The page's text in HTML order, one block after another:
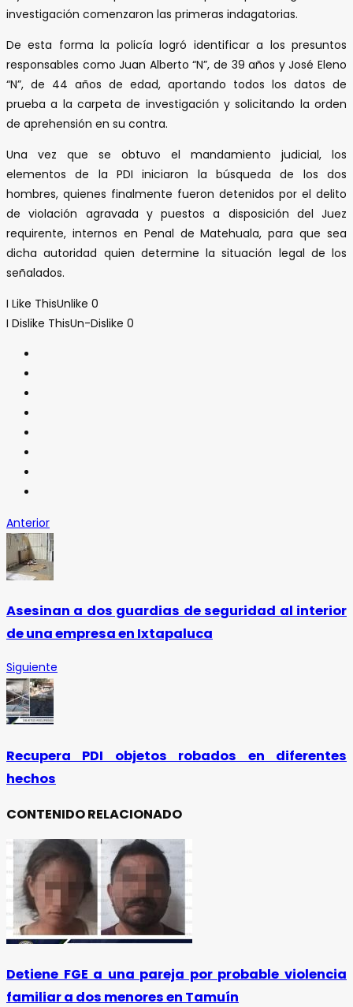
investigación comenzaron las primeras indagatorias.
De esta forma la policía logró identificar a los presuntos
responsables como Juan Alberto “N”, de 39 años y José Eleno
“N”, de 44 años de edad, aportando todos los datos de
prueba a la carpeta de investigación y solicitando la orden
de aprehensión en su contra.
Una vez que se obtuvo el mandamiento judicial, los
elementos de la PDI iniciaron la búsqueda de los dos
hombres, quienes finalmente fueron detenidos por el delito
de violación agravada y puestos a disposición del Juez
requirente, internos en Penal de Matehuala, para que sea
dicha autoridad quien determine la situación legal de los
señalados.
I Like ThisUnlike 0
I Dislike ThisUn-Dislike 0
Anterior
Asesinan a dos guardias de seguridad al interior
de una empresa en Ixtapaluca
Siguiente
Recupera PDI objetos robados en diferentes
hechos
CONTENIDO RELACIONADO
Detiene FGE a una pareja por probable violencia
familiar a dos menores en Tamuín